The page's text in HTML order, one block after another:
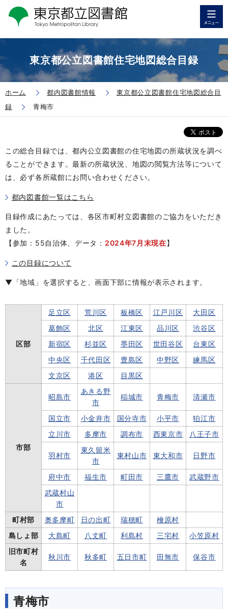
東京都公立図書館住宅地図総合目録
ホーム 都内図書館情報
東京都公立図書館住宅地図総合目
録
青梅市
この総合目録では、都内公立図書館の住宅地図の所蔵状況を調べ
ることができます。最新の所蔵状況、地図の閲覧方法等について
は、必ず各所蔵館にお問い合わせください。
都内図書館一覧はこちら
目録作成にあたっては、各区市町村立図書館のご協力をいただき
ました。
【参加：55自治体、データ： 2024年7月末現在】
この目録について
▼「地域」を選択すると、画面下部に情報が表示されます。
区部
足立区 荒川区 板橋区 江戸川区
大田区
葛飾区
北区 江東区 品川区
渋谷区
新宿区
杉並区 墨田区 世田谷区
台東区
中央区
千代田区 豊島区 中野区
練馬区
文京区
港区 目黒区
市部
昭島市
あきる野
市
稲城市 青梅市 清瀬市
国立市 小金井市 国分寺市 小平市
狛江市
立川市
多摩市 調布市 西東京市 八王子市
羽村市
東久留米
市
東村山市 東大和市 日野市
府中市 福生市 町田市 三鷹市
武蔵野市
武蔵村山
市
町村部
奥多摩町 日の出町 瑞穂町
檜原村
島しょ部
大島町 八丈町 利島村 三宅村
小笠原村
旧市町村
名
秋川市 秋多町 五日市町 田無市 保谷市
青梅市